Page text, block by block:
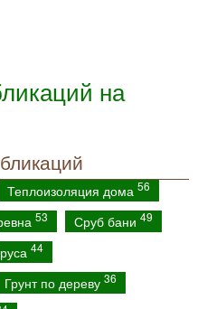
на
Теплоизоляция дома 56
53 Сруб бани 49
44
Грунт по дереву 36